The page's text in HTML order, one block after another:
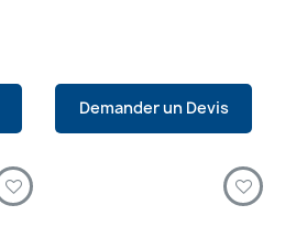
Demander un Devis